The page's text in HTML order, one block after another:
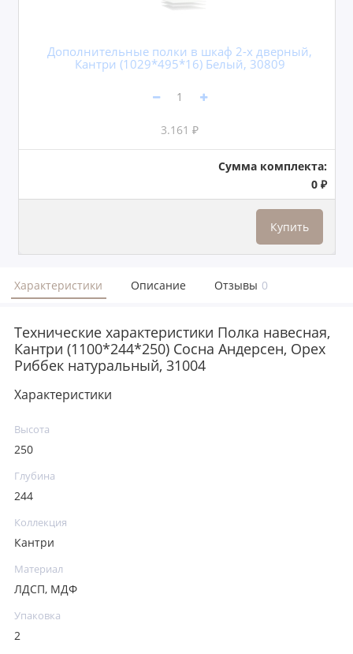
Дополнительные полки в шкаф 2-х дверный,
Кантри (1029*495*16) Белый, 30809
3.161 ₽
Сумма комплекта:
0 ₽
Купить
Характеристики Описание Отзывы 0
Технические характеристики Полка навесная,
Кантри (1100*244*250) Сосна Андерсен, Орех
Риббек натуральный, 31004
Характеристики
Высота
250
Глубина
244
Коллекция
Кантри
Материал
ЛДСП, МДФ
Упаковка
2